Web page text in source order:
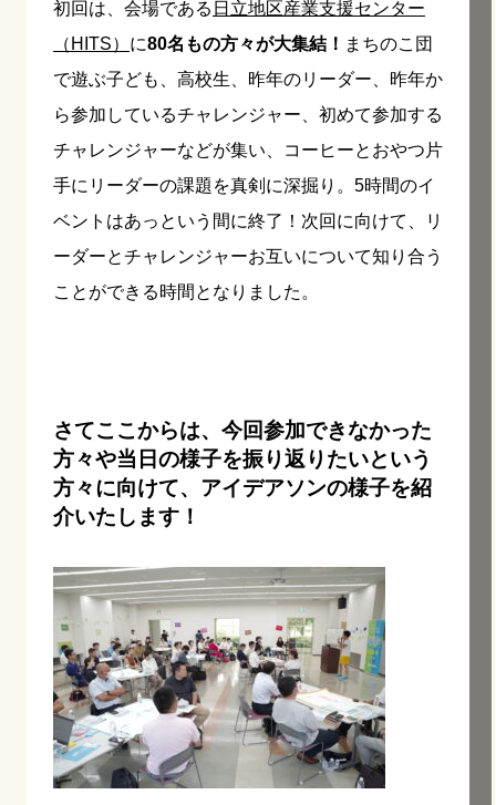
初回は、会場である 日立地区産業支援センター
（HITS） に80名もの方々が大集結！ まちのこ団
で遊ぶ子ども、高校生、昨年のリーダー、昨年か
ら参加しているチャレンジャー、初めて参加する
チャレンジャーなどが集い、コーヒーとおやつ片
手にリーダーの課題を真剣に深掘り。5時間のイ
ベントはあっという間に終了！次回に向けて、リ
ーダーとチャレンジャーお互いについて知り合う
ことができる時間となりました。
さてここからは、今回参加できなかった
方々や当日の様子を振り返りたいという
方々に向けて、アイデアソンの様子を紹
介いたします！